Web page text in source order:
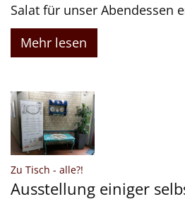
Salat für unser Abendessen
Mehr lesen
Zu Tisch - alle?!
Ausstellung einiger